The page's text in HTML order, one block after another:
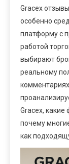
Gracex
особенно
платформу с
работой
выбирают
реальному
Gracex,
почему
как